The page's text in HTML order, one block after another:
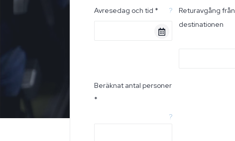
Avresedag och tid * ?
Returavgång från
destinationen
Beräknat antal personer
*
?